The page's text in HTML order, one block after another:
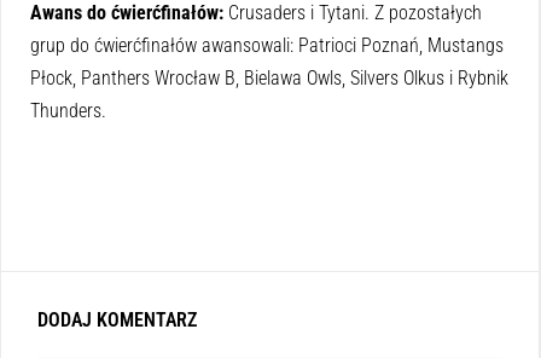
Awans do ćwierćfinałów: Crusaders i Tytani. Z pozostałych
grup do ćwierćfinałów awansowali: Patrioci Poznań, Mustangs
Płock, Panthers Wrocław B, Bielawa Owls, Silvers Olkus i Rybnik
Thunders.
DODAJ KOMENTARZ